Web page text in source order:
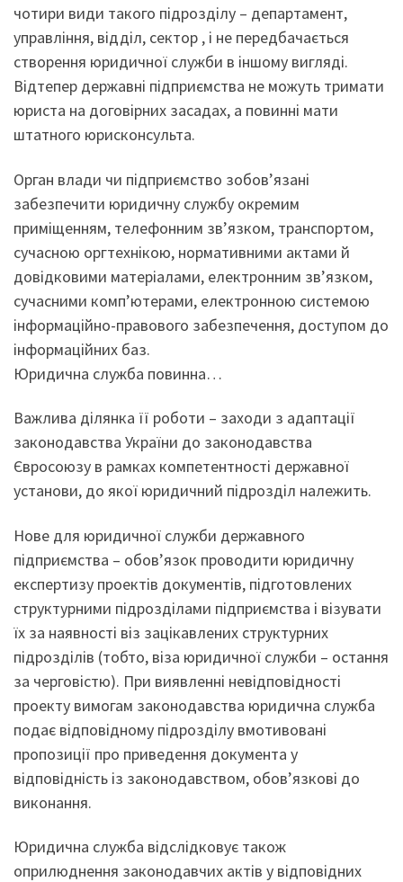
чотири види такого підрозділу – департамент,
управління, відділ, сектор , і не передбачається
створення юридичної служби в іншому вигляді.
Відтепер державні підприємства не можуть тримати
юриста на договірних засадах, а повинні мати
штатного юрисконсульта.
Орган влади чи підприємство зобов’язані
забезпечити юридичну службу окремим
приміщенням, телефонним зв’язком, транспортом,
сучасною оргтехнікою, нормативними актами й
довідковими матеріалами, електронним зв’язком,
сучасними комп’ютерами, електронною системою
інформаційно-правового забезпечення, доступом до
інформаційних баз.
Юридична служба повинна…
Важлива ділянка її роботи – заходи з адаптації
законодавства України до законодавства
Євросоюзу в рамках компетентності державної
установи, до якої юридичний підрозділ належить.
Нове для юридичної служби державного
підприємства – обов’язок проводити юридичну
експертизу проектів документів, підготовлених
структурними підрозділами підприємства і візувати
їх за наявності віз зацікавлених структурних
підрозділів (тобто, віза юридичної служби – остання
за черговістю). При виявленні невідповідності
проекту вимогам законодавства юридична служба
подає відповідному підрозділу вмотивовані
пропозиції про приведення документа у
відповідність із законодавством, обов’язкові до
виконання.
Юридична служба відслідковує також
оприлюднення законодавчих актів у відповідних